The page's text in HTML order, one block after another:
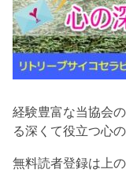
経験豊富な当協会
る深くて役立つ心
無料読者登録は上